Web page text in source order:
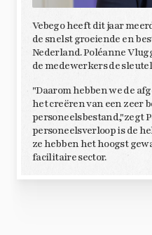
Vebego heeft dit jaar
de snelst groeiende en
Nederland. Poléanne
de medewerkers de
"Daarom hebben we de
het creëren van een zeer
personeelsbestand,"zegt
personeelsverloop is de
ze hebben het hoogst
facilitaire sector.